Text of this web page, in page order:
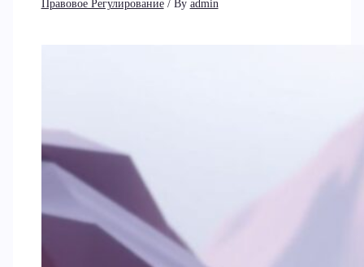
Правовое Регулирование/ By admin